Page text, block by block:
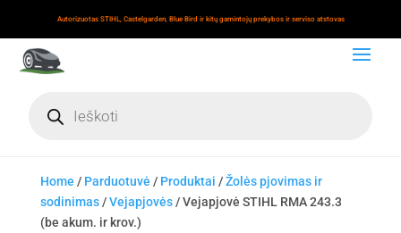
Autorizuotas STIHL, Castelgarden, Blue Bird ir kitų gamintojų prekybos ir serviso atstovas
search
Home / Parduotuvė / Produktai /Žolės pjovimas ir
sodinimas/Vejapjovės/ Vejapjovė STIHL RMA 243.3
(be akum. ir krov.)